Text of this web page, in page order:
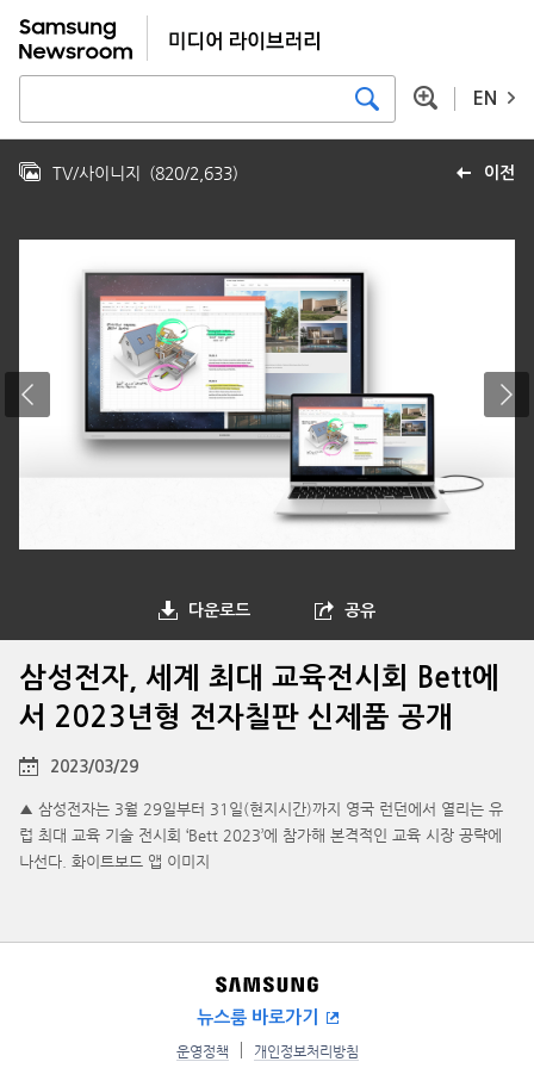
EN
이전
TV/사이니지 (820/2,633)
다운로드 공유
삼성전자, 세계 최대 교육전시회 Bett에
서 2023년형 전자칠판 신제품 공개
2023/03/29
▲ 삼성전자는 3월 29일부터 31일(현지시간)까지 영국 런던에서 열리는 유
럽 최대 교육 기술 전시회 ‘Bett 2023’에 참가해 본격적인 교육 시장 공략에
나선다. 화이트보드 앱 이미지
뉴스룸 바로가기
운영정책 개인정보처리방침